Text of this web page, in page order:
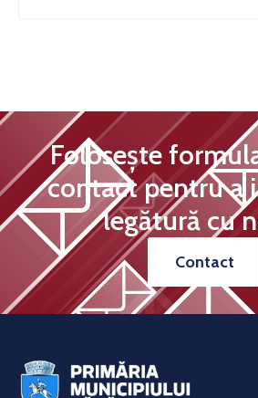
Folosește
contact pentru a
legătură cu
Contact